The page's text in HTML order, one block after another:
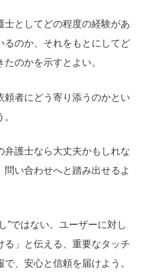
士としてどの程度の経験があ
るのか、それをもとにしてど
のかを示すとよい。
頼者にどう寄り添うのかとい
弁護士なら大丈夫かもしれな
い合わせへと踏み出せるよ
”ではない。ユーザーに対し
る」と伝える、重要なタッチ
、安心と信頼を届けよう。